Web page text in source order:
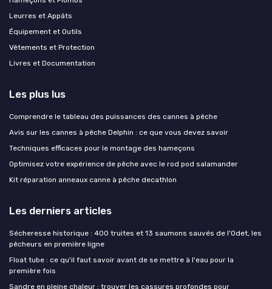
Leurres et Appâts
Équipement et Outils
Vêtements et Protection
Livres et Documentation
Les plus lus
Comprendre le tableau des puissances des cannes à pêche
Avis sur les cannes à pêche Delphin : ce que vous devez savoir
Techniques efficaces pour le montage des hameçons
Optimisez votre expérience de pêche avec le rod pod salamander
Kit réparation anneaux canne à pêche decathlon
Les derniers articles
Sécheresse historique : 400 truites et 13 saumons sauvés de l'Odet, les
pêcheurs en première ligne
Float tube : ce qu'il faut savoir avant de se mettre à l'eau pour la
première fois
Sandre en pleine chaleur : trouver les cassures profondes pour